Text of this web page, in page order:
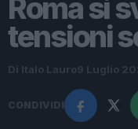
Roma si
tensioni
Di Italo Lauro9 Luglio
CONDIVIDI